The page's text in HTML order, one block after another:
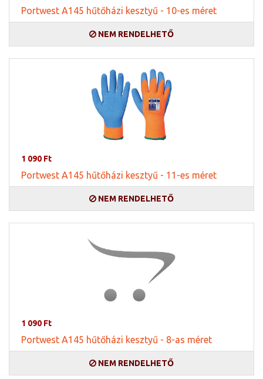
Portwest A145 hűtőházi kesztyű - 10-es méret
NEM RENDELHETŐ
1 090 Ft
Portwest A145 hűtőházi kesztyű - 11-es méret
NEM RENDELHETŐ
1 090 Ft
Portwest A145 hűtőházi kesztyű - 8-as méret
NEM RENDELHETŐ